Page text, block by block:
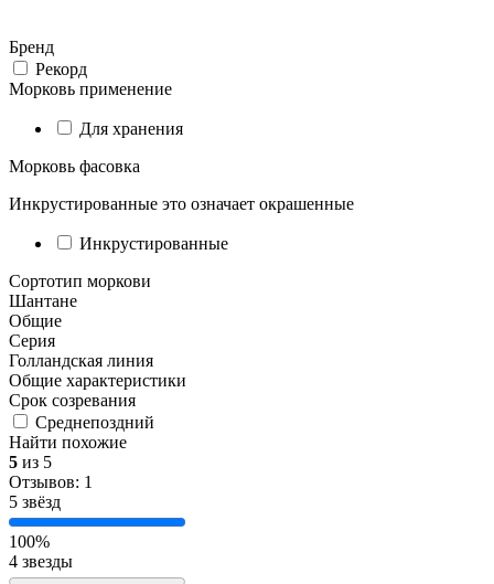
Бренд
Рекорд
Морковь применение
Для хранения
Морковь фасовка
Инкрустированные это означает окрашенные
Инкрустированные
Сортотип моркови
Шантане
Общие
Серия
Голландская линия
Общие характеристики
Срок созревания
Среднепоздний
Найти похожие
5 из 5
Отзывов: 1
5 звёзд
100%
4 звезды